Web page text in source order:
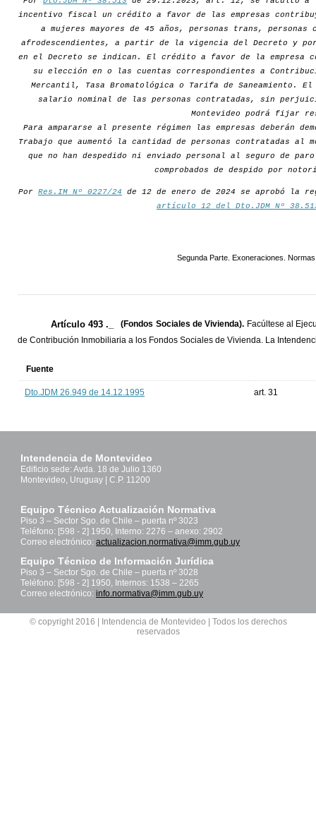
incentivo fiscal un crédito a favor de las empresas
a mujeres mayores de 45 años, personas trans,
afrodescendientes, a partir de la vigencia del Decreto y
en el Decreto se indican. El crédito a favor de la empresa
su elección en o las cuentas correspondientes a
Mercantil, Tasa Bromatológica o Tarifa de Saneamiento.
salario nominal de las personas contratadas, sin
Montevideo podrá fijar
Para ampararse al presente régimen las empresas deberán
Trabajo que aumentó la cantidad de personas contratadas
que no han despedido ni enviado personal al seguro de
comprobados de despido por
Por Res.IM Nº 0227/24 de 12 de enero de 2024 se aprobó la
artículo 12 del Dto.JDM Nº
Segunda Parte. Exoneraciones.
Artículo 493 ._ (Fondos Sociales de Vivienda). Facúltese al
de Contribución Inmobiliaria a los Fondos Sociales de Vivienda. La
Fuente
Dto.JDM 26.949 de 14.12.1995 art. 31
Intendencia de Montevideo
Edificio sede: Avda. 18 de Julio 1360
Montevideo, Uruguay | C.P. 11200
Equipo Técnico Actualización Normativa
Piso 3 – Sector Sgo. de Chile – puerta nº 3023
Teléfono: [598 - 2] 1950, Interno: 2276 – anexo: 2902
Correo electrónico: actualizacion.normativa@imm.gub.uy
Equipo Técnico de Información Jurídica
Piso 3 – Sector Sgo. de Chile – puerta nº 3028
Teléfono: [598 - 2] 1950, Internos: 1538 – 2265
Correo electrónico: info.normativa@imm.gub.uy
© copyright 2016 | Intendencia de Montevideo | Todos los derechos
reservados